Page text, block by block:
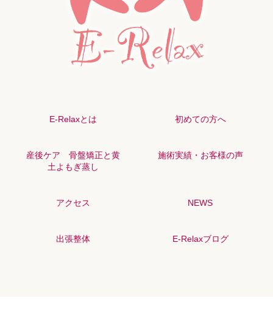
E-Relaxとは 初めての方へ
産後ケア 骨盤矯正と黄
土よもぎ蒸し
施術実績・お客様の声
アクセス NEWS
出張整体 E-Relaxブログ